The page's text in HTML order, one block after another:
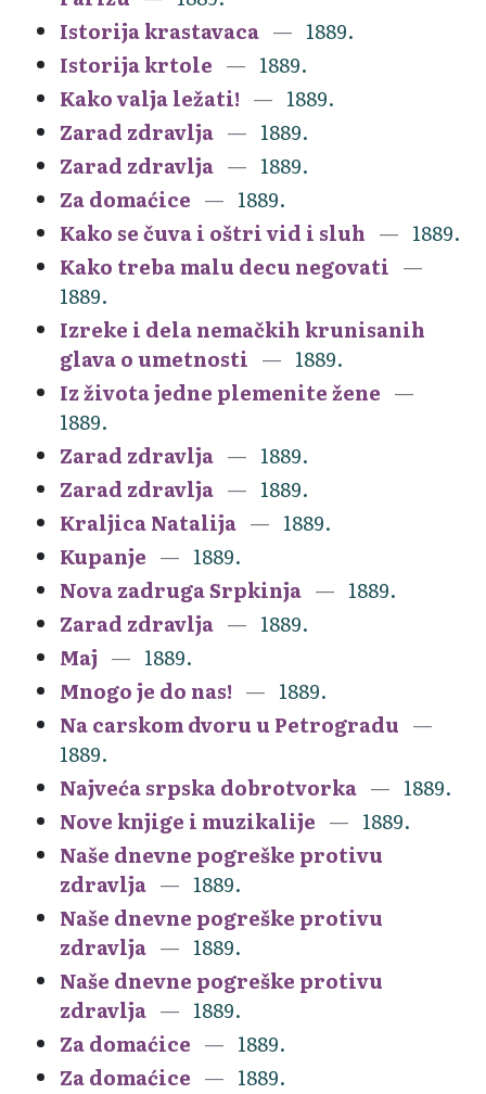
Istorija krastavaca
1889.
Istorija krtole
1889.
Kako valja ležati!
1889.
Zarad zdravlja
1889.
Zarad zdravlja
1889.
Za domaćice
1889.
Kako se čuva i oštri vid i sluh
1889.
Kako treba malu decu negovati
1889.
Izreke i dela nemačkih krunisanih
glava o umetnosti
1889.
Iz života jedne plemenite žene
1889.
Zarad zdravlja
1889.
Zarad zdravlja
1889.
Kraljica Natalija
1889.
Kupanje
1889.
Nova zadruga Srpkinja
1889.
Zarad zdravlja
1889.
Maj
1889.
Mnogo je do nas!
1889.
Na carskom dvoru u Petrogradu
1889.
Najveća srpska dobrotvorka
1889.
Nove knjige i muzikalije
1889.
Naše dnevne pogreške protivu
zdravlja
1889.
Naše dnevne pogreške protivu
zdravlja
1889.
Naše dnevne pogreške protivu
zdravlja
1889.
Za domaćice
1889.
Za domaćice
1889.